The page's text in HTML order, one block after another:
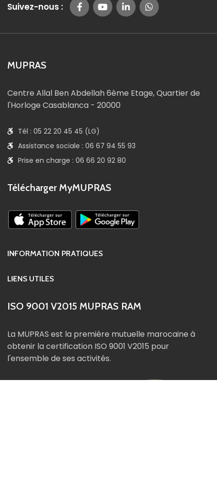
Suivez-nous :
MUPRAS
Centre Allal Ben Abdellah 6ème Etage, Quartier de
l'Horloge Casablanca - 20000
Tél : 05 22 20 45 45 (LG)
Assistance sociale : 06 67 94 55 93
Prise en charge : 06 66 20 92 80
Télécharger MyMUPRAS
INFORMATION PRATIQUES
LIENS UTILES
ISO 9001 V2015 MUPRAS RAM
La MUPRAS est la première mutuelle marocaine à
obtenir la certification ISO 9001 V2015 pour
l'ensemble de ses activités.